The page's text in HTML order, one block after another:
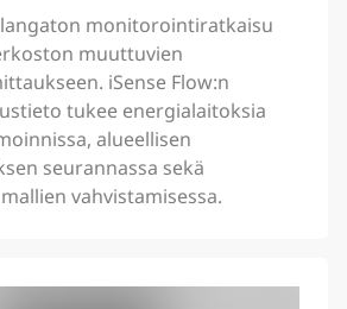
langaton monitorointiratkaisu
muuttuvien
iSense Flow:n
tukee energialaitoksia
alueellisen
seurannassa sekä
vahvistamisessa.